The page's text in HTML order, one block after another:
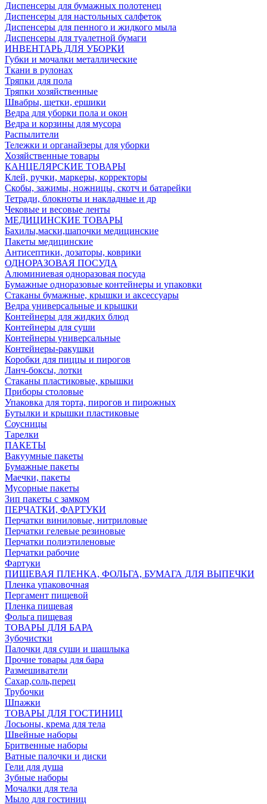
Диспенсеры для бумажных полотенец
Диспенсеры для настольных салфеток
Диспенсеры для пенного и жидкого мыла
Диспенсеры для туалетной бумаги
ИНВЕНТАРЬ ДЛЯ УБОРКИ
Губки и мочалки металлические
Ткани в рулонах
Тряпки для пола
Тряпки хозяйственные
Швабры, щетки, ершики
Ведра для уборки пола и окон
Ведра и корзины для мусора
Распылители
Тележки и органайзеры для уборки
Хозяйственные товары
КАНЦЕЛЯРСКИЕ ТОВАРЫ
Клей, ручки, маркеры, корректоры
Скобы, зажимы, ножницы, скотч и батарейки
Тетради, блокноты и накладные и др
Чековые и весовые ленты
МЕДИЦИНСКИЕ ТОВАРЫ
Бахилы,маски,шапочки медицинские
Пакеты медицинские
Антисептики, дозаторы, коврики
ОДНОРАЗОВАЯ ПОСУДА
Алюминиевая одноразовая посуда
Бумажные одноразовые контейнеры и упаковки
Стаканы бумажные, крышки и аксессуары
Ведра универсальные и крышки
Контейнеры для жидких блюд
Контейнеры для суши
Контейнеры универсальные
Контейнеры-ракушки
Коробки для пиццы и пирогов
Ланч-боксы, лотки
Стаканы пластиковые, крышки
Приборы столовые
Упаковка для торта, пирогов и пирожных
Бутылки и крышки пластиковые
Соусницы
Тарелки
ПАКЕТЫ
Вакуумные пакеты
Бумажные пакеты
Маечки, пакеты
Мусорные пакеты
Зип пакеты с замком
ПЕРЧАТКИ, ФАРТУКИ
Перчатки виниловые, нитриловые
Перчатки гелевые резиновые
Перчатки полиэтиленовые
Перчатки рабочие
Фартуки
ПИЩЕВАЯ ПЛЕНКА, ФОЛЬГА, БУМАГА ДЛЯ ВЫПЕЧКИ
Пленка упаковочная
Пергамент пищевой
Пленка пищевая
Фольга пищевая
ТОВАРЫ ДЛЯ БАРА
Зубочистки
Палочки для суши и шашлыка
Прочие товары для бара
Размешиватели
Сахар,соль,перец
Трубочки
Шпажки
ТОВАРЫ ДЛЯ ГОСТИНИЦ
Лосьоны, крема для тела
Швейные наборы
Бритвенные наборы
Ватные палочки и диски
Гели для душа
Зубные наборы
Мочалки для тела
Мыло для гостиниц